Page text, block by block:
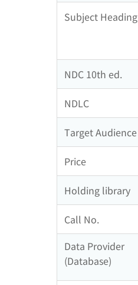
Subject Heading
NDC 10th ed.
NDLC
Target Audience
Price
Holding library
Call No.
Data Provider
(Database)